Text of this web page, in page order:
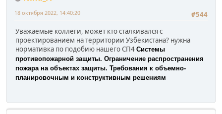
#544
18 октября 2022, 14:40:20
Уважаемые коллеги, может кто сталкивался с
проектированием на территории Узбекистана? нужна
нормативка по подобию нашего СП4 Системы
противопожарной защиты. Ограничение распространения
пожара на объектах защиты. Требования к объемно-
планировочным и конструктивным решениям